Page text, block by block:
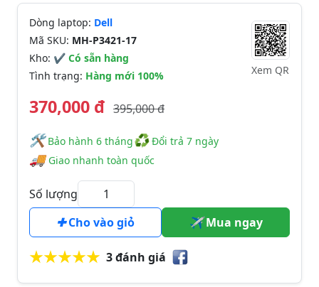
Dòng laptop: Dell
Mã SKU: MH-P3421-17
Kho: ✔ Có sẵn hàng
Tình trạng: Hàng mới 100% Xem QR
370,000 đ 395,000 đ
🛠️️ Bảo hành 6 tháng♻Đổi trả 7 ngày
🚚Giao nhanh toàn quốc
Số lượng
Cho vào giỏ
Mua ngay
3 đánh giá